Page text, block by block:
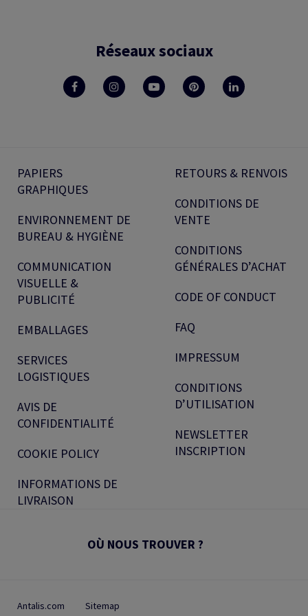
Réseaux sociaux
PAPIERS
GRAPHIQUES
ENVIRONNEMENT DE
BUREAU & HYGIÈNE
COMMUNICATION
VISUELLE &
PUBLICITÉ
EMBALLAGES
SERVICES
LOGISTIQUES
AVIS DE
CONFIDENTIALITÉ
COOKIE POLICY
INFORMATIONS DE
LIVRAISON
RETOURS & RENVOIS
CONDITIONS DE
VENTE
CONDITIONS
GÉNÉRALES D’ACHAT
CODE OF CONDUCT
FAQ
IMPRESSUM
CONDITIONS
D’UTILISATION
NEWSLETTER
INSCRIPTION
OÙ NOUS TROUVER ?
Antalis.com Sitemap